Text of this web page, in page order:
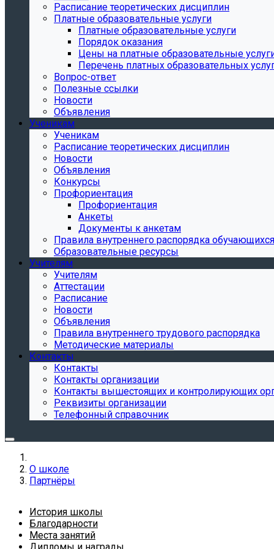
Расписание теоретических дисциплин
Платные образовательные услуги
Платные образовательные услуги
Порядок оказания
Цены на платные образовательные
Перечень платных образовательных
Вопрос-ответ
Полезные ссылки
Новости
Объявления
Ученикам
Ученикам
Расписание теоретических дисциплин
Новости
Объявления
Конкурсы
Профориентация
Профориентация
Анкеты
Документы к анкетам
Правила внутреннего распорядка обучающихся
Образовательные ресурсы
Учителям
Учителям
Аттестации
Расписание
Новости
Объявления
Правила внутреннего трудового распорядка
Методические материалы
Контакты
Контакты
Контакты организации
Контакты вышестоящих и контролирующих
Реквизиты организации
Телефонный справочник
О школе
Партнёры
История школы
Благодарности
Места занятий